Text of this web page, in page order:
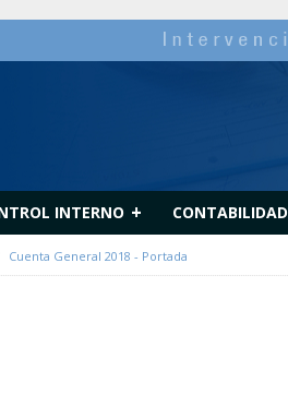
INTERNO + CONTABILIDAD
Cuenta General 2018 - Portada